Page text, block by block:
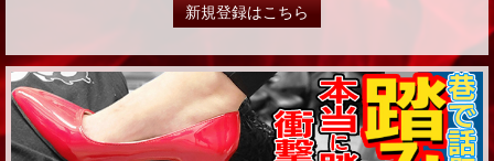
新規登録はこちら